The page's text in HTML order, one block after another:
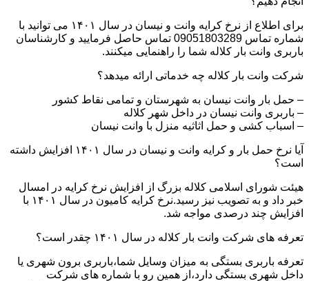
برای اطلاع از نرخ کرایه وانت و نیسان در سال ۱۴۰۱ می توانید با
شماره تماس 09051803289 تماس حاصل فرمایید و کارشناسان
باربری وانت بار کلاله شما را راهنمایی میکنند.
شرکت وانت بار کلاله چه خدماتی ارائه میدهد؟
– حمل بار وانت نیسان به شهرستان و تمامی نقاط کشور
– باربری وانت نیسان در داخل شهر کلاله
– اسباب کشی و حمل اثاثیه منزل با وانت نیسان
آیا نرخ حمل بار و کرایه وانت و نیسان در سال ۱۴۰۱ افزایش داشته
است؟
هیئت شورای اسلامی کلاله بزرگ از افزایش نرخ کرایه در امسال
خبر داد و به تصویب نیز رسید.نرخ کرایه کامیون در سال ۱۴۰۱ با
افزایش چند درصدی مواجه شد.
تعرفه های شرکت وانت بار کلاله در سال ۱۴۰۱ چقدر است؟
تعرفه باربری بستگی به میزان وسایل شما،باربری برون شهری یا
داخل شهری بستگی دارد،از همین رو با شماره های شرکت